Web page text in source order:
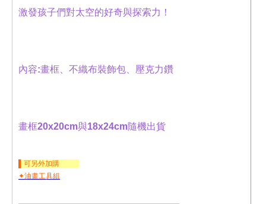
激發孩子們對太空的好奇與探索力！
內容:畫框、不織布裝飾包、壓克力鑽
畫框20x20cm與18x24cm隨機出貨
▌可另外加購
✦油畫工具組